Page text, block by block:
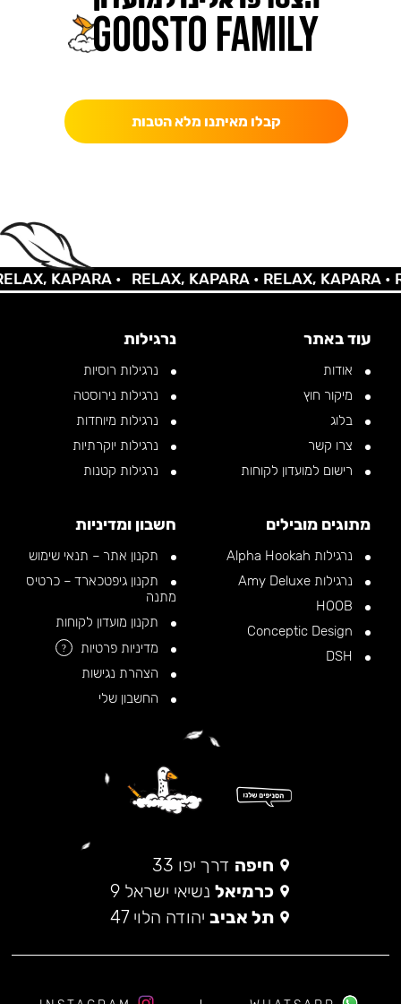
קבלו מאיתנו מלא הטבות
KAPARA • RELAX, KAPARA •RELAX, KAPARA •
עוד באתר
אודות
מיקור חוץ
בלוג
צרו קשר
רישום למועדון לקוחות
נרגילות
נרגילות רוסיות
נרגילות נירוסטה
נרגילות מיוחדות
נרגילות יוקרתיות
נרגילות קטנות
מתוגים מובילים
נרגילות Alpha Hookah
נרגילות Amy Deluxe
חשבון ומדיניות
תקנון אתר – תנאי שימוש
תקנון גיפטכארד – כרטיס
מתנה
תקנון מועדון לקוחות
מדיניות פרטיות
?
הצהרת נגישות
החשבון שלי
חיפה דרך יפו 33
כרמיאל נשיאי ישראל 9
תל אביב יהודה הלוי 47